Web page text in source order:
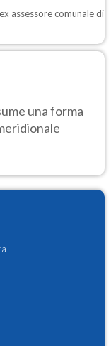
assessore comunale di
una forma